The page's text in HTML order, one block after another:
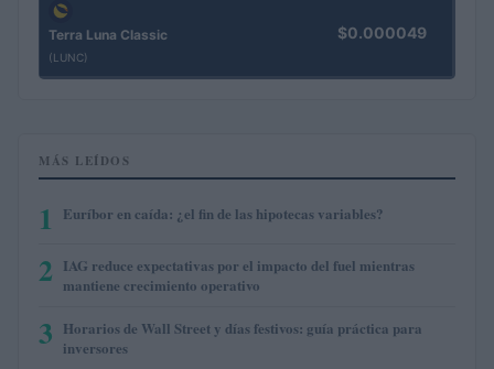
Terra Luna Classic
(LUNC)
$0.000049
MÁS LEÍDOS
1 Euríbor en caída: ¿el fin de las hipotecas variables?
2 IAG reduce expectativas por el impacto del fuel mientras
mantiene crecimiento operativo
3 Horarios de Wall Street y días festivos: guía práctica para
inversores